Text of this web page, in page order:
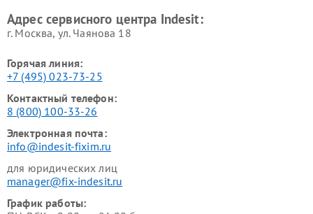
Адрес сервисного центра Indesit:
г. Москва, ул. Чаянова 18
Горячая линия:
+7 (495) 023-73-25
Контактный телефон:
8 (800) 100-33-26
Электронная почта:
info@indesit-fixim.ru
для юридических лиц
manager@fix-indesit.ru
График работы: